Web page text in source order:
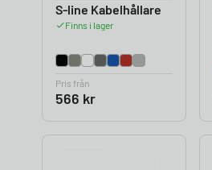
S-line Kabelhållare
Finns i lager
Pris från
566 kr